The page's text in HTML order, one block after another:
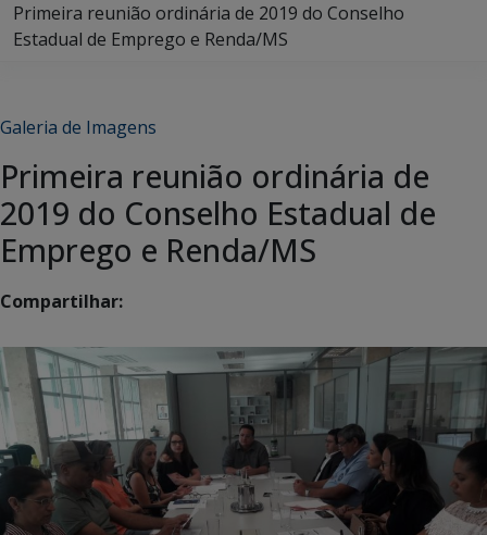
Primeira reunião ordinária de 2019 do Conselho
Estadual de Emprego e Renda/MS
Galeria de Imagens
Primeira reunião ordinária de
2019 do Conselho Estadual de
Emprego e Renda/MS
Compartilhar: